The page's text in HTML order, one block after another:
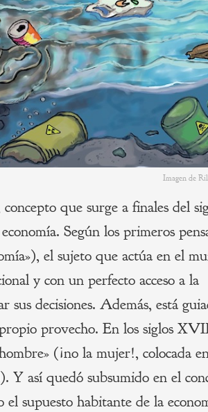
Imagen de
concepto que surge a finales del
Según los primeros
el sujeto que actúa en el
y con un perfecto acceso a la
sus decisiones. Además, está
provecho. En los siglos
(¡no la mujer!, colocada
Y así quedó subsumido en el
el supuesto habitante de la